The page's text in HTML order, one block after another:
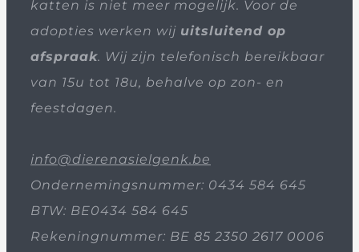
katten is niet meer mogelijk. Voor de
adopties werken wij uitsluitend op
afspraak. Wij zijn telefonisch bereikbaar
van 15u tot 18u, behalve op zon- en
feestdagen.
info@dierenasielgenk.be
Ondernemingsnummer: 0434 584 645
BTW: BE0434 584 645
Rekeningnummer: BE 85 2350 2617 0006